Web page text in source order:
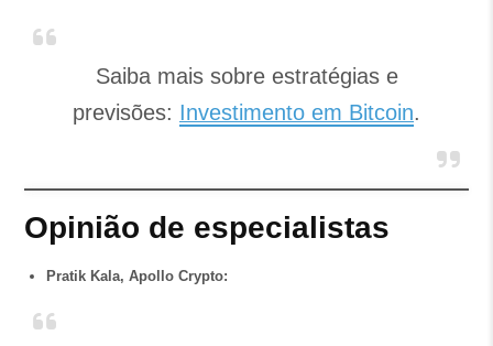
Saiba mais sobre estratégias e
previsões: Investimento em Bitcoin.
Opinião de especialistas
Pratik Kala, Apollo Crypto: